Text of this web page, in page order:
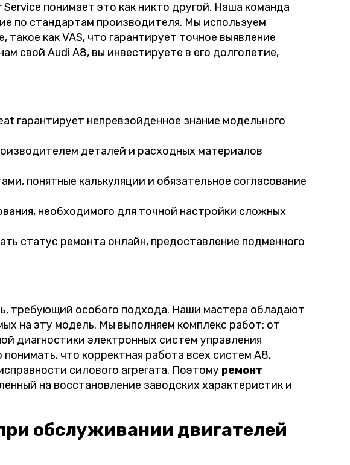
понимает это как никто другой. Наша команда
по стандартам производителя. Мы используем
как VAS, что гарантирует точное выявление
свой Audi A8, вы инвестируете в его долголетие,
гарантирует непревзойденное знание модельного
деталей и расходных материалов
понятные калькуляции и обязательное согласование
необходимого для точной настройки сложных
статус ремонта онлайн, предоставление подменного
требующий особого подхода. Наши мастера обладают
на эту модель. Мы выполняем комплекс работ: от
диагностики электронных систем управления
что корректная работа всех систем A8,
силового агрегата. Поэтому ремонт
на восстановление заводских характеристик и
обслуживании двигателей